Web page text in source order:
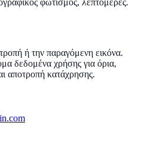
φωτισμός, λεπτομερές.
ή την παραγόμενη εικόνα.
δεδομένα χρήσης για όρια,
αποτροπή κατάχρησης.